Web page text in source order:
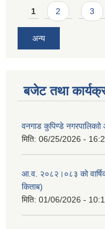
Pages
1 2 3
अन्य
बजेट तथा
वनगाड कुपिण्डे
मिति: 06/25/2026 -
आ.व. २०८२।०८३ को
किताब)
मिति: 01/06/2026 -